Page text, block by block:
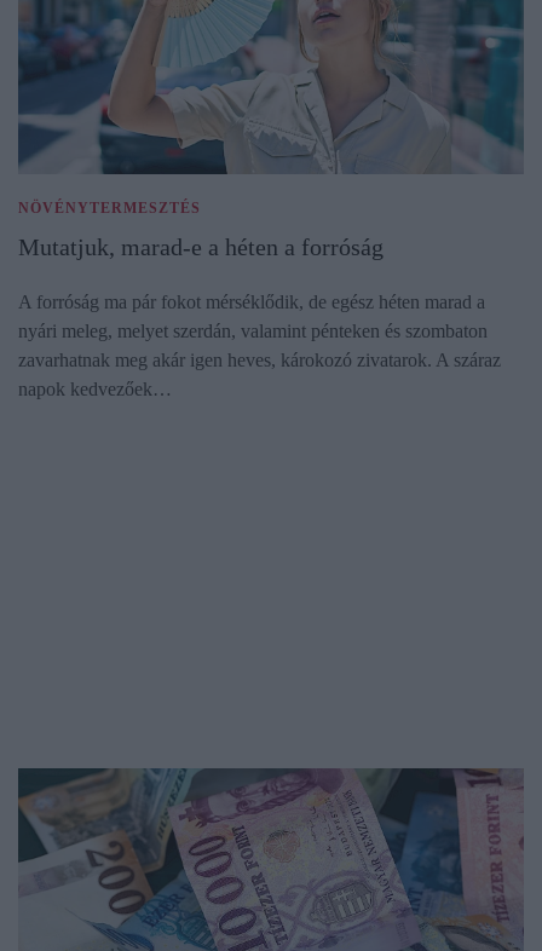
NÖVÉNYTERMESZTÉS
Mutatjuk, marad-e a héten a forróság
A forróság ma pár fokot mérséklődik, de egész héten marad a
nyári meleg, melyet szerdán, valamint pénteken és szombaton
zavarhatnak meg akár igen heves, károkozó zivatarok. A száraz
napok kedvezőek…